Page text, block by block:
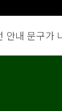
안내 문구가